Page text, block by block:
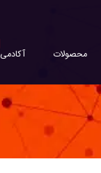
محصولات آکادمی